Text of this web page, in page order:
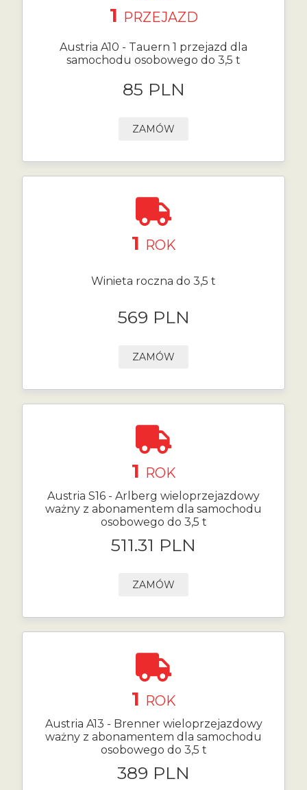
1 PRZEJAZD
Austria A10 - Tauern 1 przejazd dla
samochodu osobowego do 3,5 t
85 PLN
ZAMÓW
1 ROK
Winieta roczna do 3,5 t
569 PLN
ZAMÓW
1 ROK
Austria S16 - Arlberg wieloprzejazdowy
ważny z abonamentem dla samochodu
osobowego do 3,5 t
511.31 PLN
ZAMÓW
1 ROK
Austria A13 - Brenner wieloprzejazdowy
ważny z abonamentem dla samochodu
osobowego do 3,5 t
389 PLN